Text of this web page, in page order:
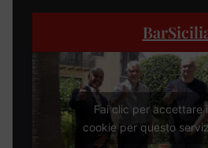
Fai clic per accettare i
cookie per questo